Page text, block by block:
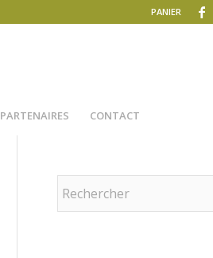
PANIER
PARTENAIRES CONTACT